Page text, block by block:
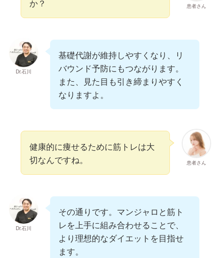
患者さん
か？
Dr.石川
基礎代謝が維持しやすくなり、リ
バウンド予防にもつながります。
また、見た目も引き締まりやすく
なりますよ。
患者さん
健康的に痩せるために筋トレは大
切なんですね。
Dr.石川
その通りです。マンジャロと筋ト
レを上手に組み合わせることで、
より理想的なダイエットを目指せ
ます。